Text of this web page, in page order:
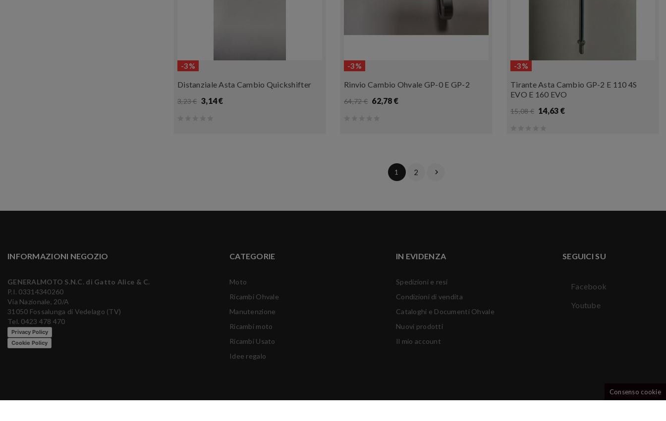
-3%
Distanziale Asta Cambio Quickshifter
3,23 € 3,14 €
-3%
Rinvio Cambio Ohvale GP-0 E GP-2
64,72 € 62,78 €
-3%
Tirante Asta Cambio GP-2 E 110 4S
EVO E 160 EVO
15,08 € 14,63 €
1 2 
INFORMAZIONI NEGOZIO
GENERALMOTO S.N.C. di Gatto Alice & C.
P.I. 03314340260
Via Nazionale, 20/A
31050 Fossalunga di Vedelago (TV)
Tel. 0423 478 470
Privacy Policy
Cookie Policy
CATEGORIE
Moto
Ricambi Ohvale
Manutenzione
Ricambi moto
Ricambi Usato
Idee regalo
IN EVIDENZA
Spedizioni e resi
Condizioni di vendita
Cataloghi e Documenti Ohvale
Nuovi prodotti
Il mio account
SEGUICI SU
Facebook
Youtube
Consenso cookie